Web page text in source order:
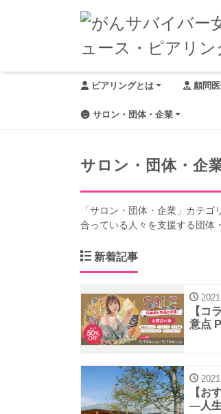
ピアリングとは 顧問
サロン・団体・企業
サロン・団体・企
「サロン・団体・企業」カテ
合っている人々を支援する団体
新着記事
【コ
意点
【お
―人生